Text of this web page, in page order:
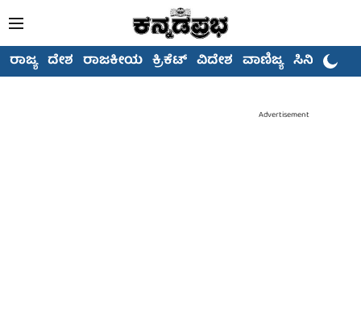
ರಾಜ್ಯ ದೇಶ ರಾಜಕೀಯ ಕ್ರಿಕೆಟ್ ವಿದೇಶ ವಾಣಿಜ್ಯ ಸಿನಿಮಾ
Advertisement